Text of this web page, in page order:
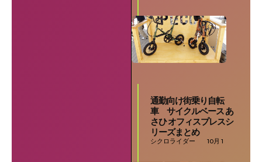
通勤向け街乗り自転
車 サイクルベース あ
さひ オフィスプレスシ
リーズまとめ
シクロライダー 10月 1